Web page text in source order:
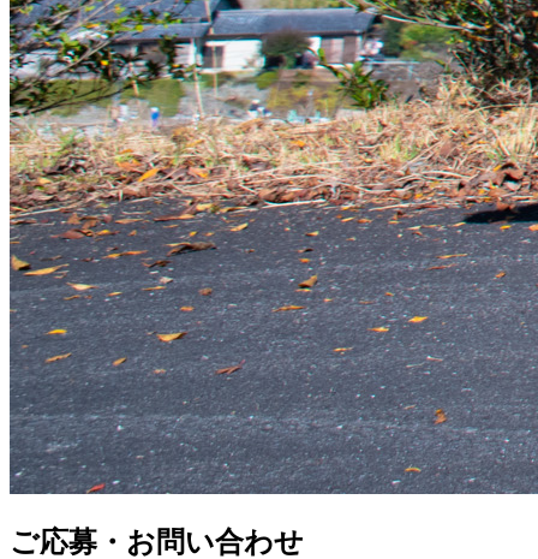
ご応募・お問い合わせ